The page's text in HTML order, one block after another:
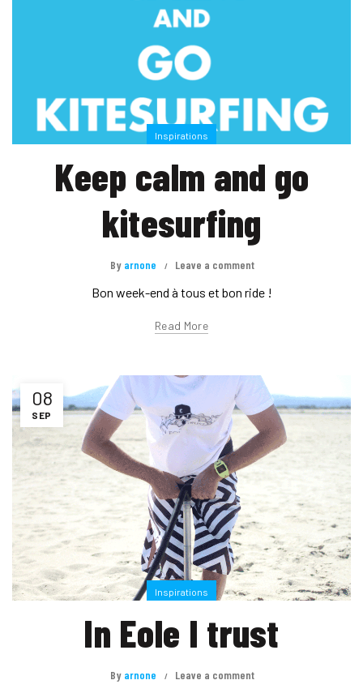
Inspirations
Keep calm and go
kitesurfing
By arnone Leave a comment
Bon week-end à tous et bon ride !
Read More
08
SEP
Inspirations
In Eole I trust
By arnone Leave a comment